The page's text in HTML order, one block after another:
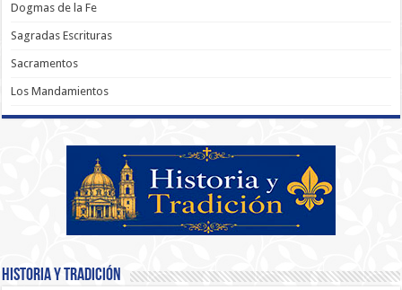
Dogmas de la Fe
Sagradas Escrituras
Sacramentos
Los Mandamientos
Historia y Tradición